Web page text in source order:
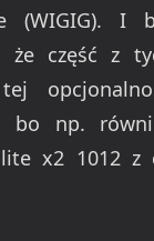
(WIGIG). I
że część z
bo np.
x2 1012 z